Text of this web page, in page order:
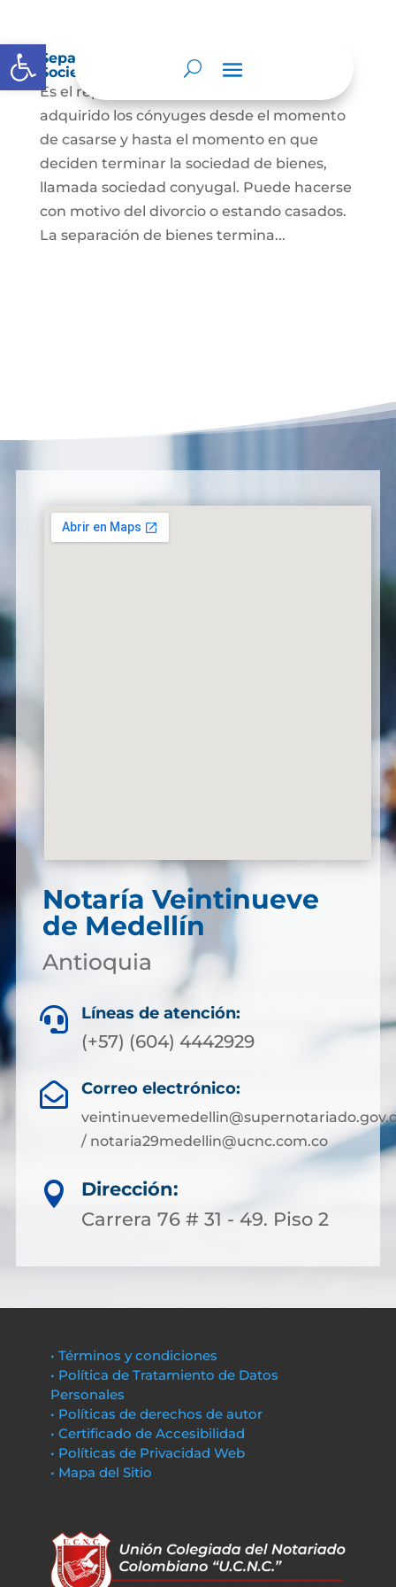
Abrir barra de herramientas
Separación de Bienes o Liquidación de
Sociedad Conyugal
Es el reparto de los bienes que han
adquirido los cónyuges desde el momento
de casarse y hasta el momento en que
deciden terminar la sociedad de bienes,
llamada sociedad conyugal. Puede hacerse
con motivo del divorcio o estando casados.
La separación de bienes termina...
Notaría Veintinueve
de Medellín
Antioquia
 Líneas de atención:
(+57) (604) 4442929
 Correo electrónico:
/ notaria29medellin@ucnc.com.co

Dirección:
Carrera 76 # 31 - 49. Piso 2
• Términos y condiciones
• Política de Tratamiento de Datos
Personales
• Políticas de derechos de autor
• Certificado de Accesibilidad
• Políticas de Privacidad Web
• Mapa del Sitio